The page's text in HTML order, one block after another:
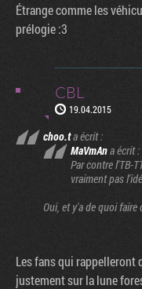
Étrange comme les
prélogie :3
CBL
19.04.2015
choo.ta écrit :
MaVmAna écrit :
Par contre l'TB-
vraiment pas
Oui, et y'a de quoi faire
Les fans qui
justement sur la lune